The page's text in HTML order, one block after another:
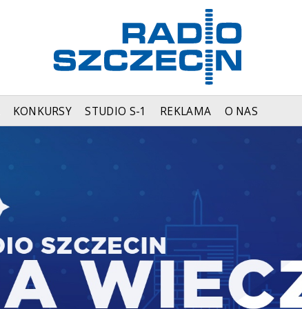
KONKURSY STUDIO S-1 REKLAMA O NAS